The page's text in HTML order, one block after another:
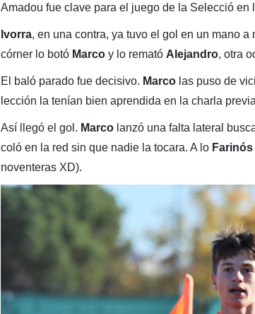
Amadou fue clave para el juego de la Selecció en
Ivorra, en una contra, ya tuvo el gol en un mano a
córner lo botó Marcoy lo remató Alejandro, otra
El baló parado fue decisivo. Marcolas puso de
lección la tenían bien aprendida en la charla
Así llegó el gol. Marcolanzó una falta lateral
coló en la red sin que nadie la tocara. A lo Farinós
noventeras XD).